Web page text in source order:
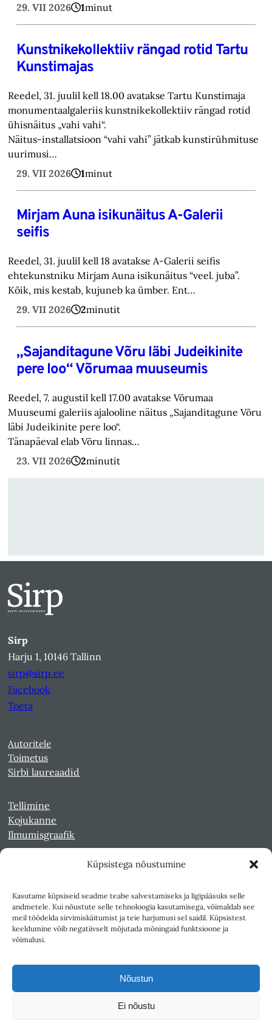
Küpsistega nõustumine
Kasutame küpsiseid seadme teabe salvestamiseks ja ligipääsuks selle
andmetele. Kui nõustute selle tehnoloogia kasutamisega, võimaldab see
meil töödelda sirvimiskäitumist ja teie harjumusi sel saidil. Küpsistest
keeldumine võib negatiivselt mõjutada mõningaid funktsioone ja
võimalusi.
Nõustun
Ei nõustu
29. VII 2026
1minut
Kunstnikekollektiiv rängad rotid Tartu
Kunstimajas
Reedel, 31. juulil kell 18.00 avatakse Tartu Kunstimaja
monumentaalgaleriis kunstnikekollektiiv rängad rotid
ühisnäitus „vahi vahi“.
Näitus-installatsioon “vahi vahi” jätkab kunstirühmituse
uurimusi…
29. VII 2026
1minut
Mirjam Auna isikunäitus A-Galerii
seifis
Reedel, 31. juulil kell 18 avatakse A-Galerii seifis
ehtekunstniku Mirjam Auna isikunäitus “veel. juba”.
Kõik, mis kestab, kujuneb ka ümber. Ent…
29. VII 2026
2minutit
„Sajanditagune Võru läbi Judeikinite
pere loo“ Võrumaa muuseumis
Reedel, 7. augustil kell 17.00 avatakse Võrumaa
Muuseumi galeriis ajalooline näitus „Sajanditagune Võru
läbi Judeikinite pere loo“.
Tänapäeval elab Võru linnas…
23. VII 2026
2minutit
Sirp
Harju 1, 10146 Tallinn
sirp@sirp.ee
Facebook
Toeta
Autoritele
Toimetus
Sirbi laureaadid
Tellimine
Kojukanne
Ilmumisgraafik
Kultuurileht 1994-1997
Reede 1989-1990
Sirp ja Vasar 1940-1989
Teksti- ja andmekaeve